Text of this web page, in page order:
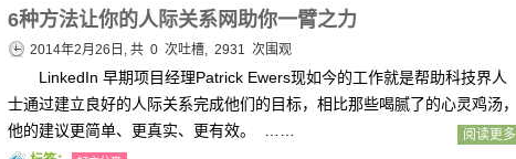
6种方法让你的人际关系网助你一臂之力
2014年2月26日, 共 0 次吐槽, 2931 次围观
LinkedIn 早期项目经理Patrick Ewers现如今的工作就是帮助科技界人
士通过建立良好的人际关系完成他们的目标，相比那些喝腻了的心灵鸡汤，
他的建议更简单、更真实、更有效。 ……
阅读更多